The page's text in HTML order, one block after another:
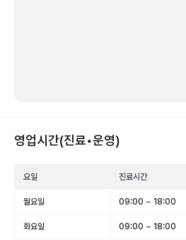
영업시간(진료•운영)
요일 진료시간
월요일 09:00 ~ 18:00
화요일 09:00 ~ 18:00